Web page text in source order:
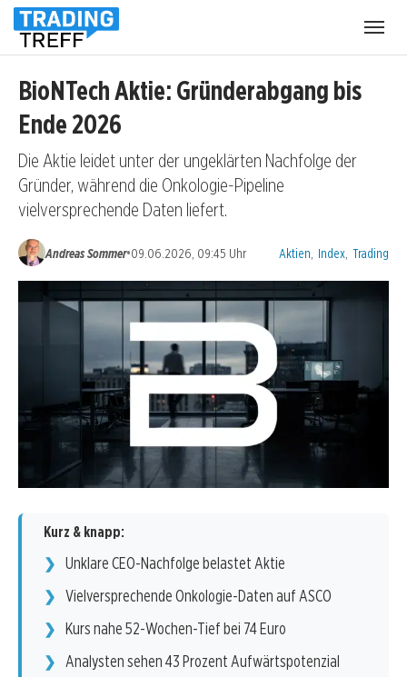
BioNTech Aktie: Gründerabgang bis
Ende 2026
Die Aktie leidet unter der ungeklärten Nachfolge der
Gründer, während die Onkologie-Pipeline
vielversprechende Daten liefert.
Andreas Sommer•09.06.2026, 09:45 Uhr Kategorien:
Aktien Index Trading
Kurz & knapp:
Unklare CEO-Nachfolge belastet Aktie
Vielversprechende Onkologie-Daten auf ASCO
Kurs nahe 52-Wochen-Tief bei 74 Euro
Analysten sehen 43 Prozent Aufwärtspotenzial